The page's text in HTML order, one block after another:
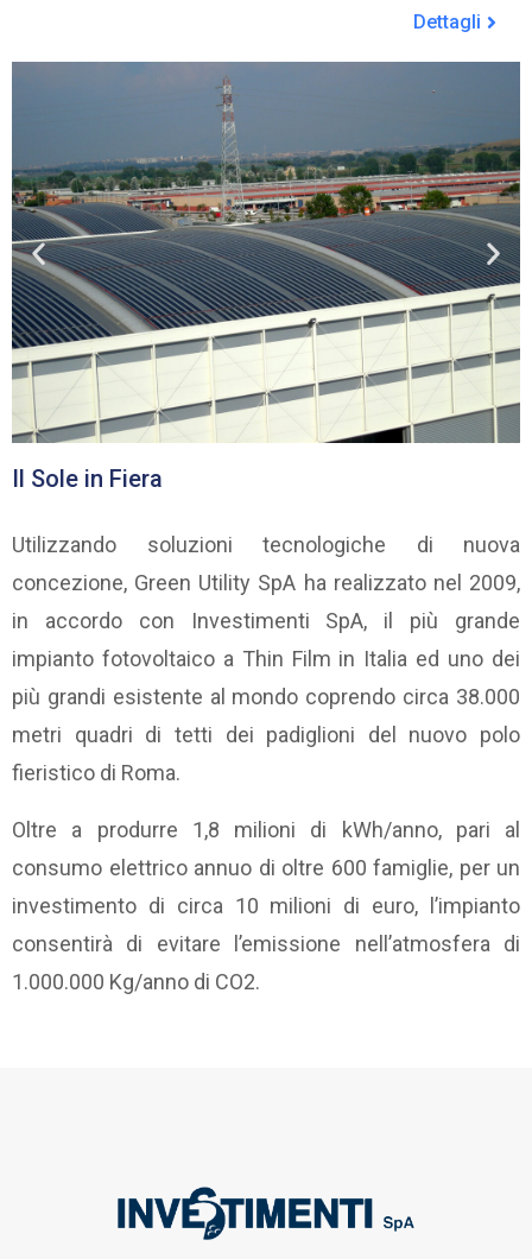
Dettagli
Il Sole in Fiera
Utilizzando soluzioni tecnologiche di nuova
concezione, Green Utility SpA ha realizzato nel 2009,
in accordo con Investimenti SpA, il più grande
impianto fotovoltaico a Thin Film in Italia ed uno dei
più grandi esistente al mondo coprendo circa 38.000
metri quadri di tetti dei padiglioni del nuovo polo
fieristico di Roma.
Oltre a produrre 1,8 milioni di kWh/anno, pari al
consumo elettrico annuo di oltre 600 famiglie, per un
investimento di circa 10 milioni di euro, l’impianto
consentirà di evitare l’emissione nell’atmosfera di
1.000.000 Kg/anno di CO2.